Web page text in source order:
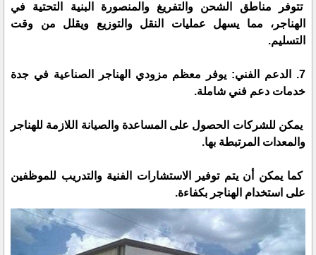
تتوفر مناطق الشحن والتفريغ والمنصورة البنية التحتية في
الهناجر، مما يسهل عمليات النقل والتوزيع ويقلل من وقت
التسليم.
7. الدعم الفني: يوفر معظم مزودي الهناجر الصناعية في جدة
خدمات دعم فني شاملة.
يمكن للشركات الحصول على المساعدة والصيانة اللازمة للهناجر
والمعدات المرتبطة بها.
كما يمكن أن يتم توفير الاستشارات الفنية والتدريب للموظفين
على استخدام الهناجر بكفاءة.